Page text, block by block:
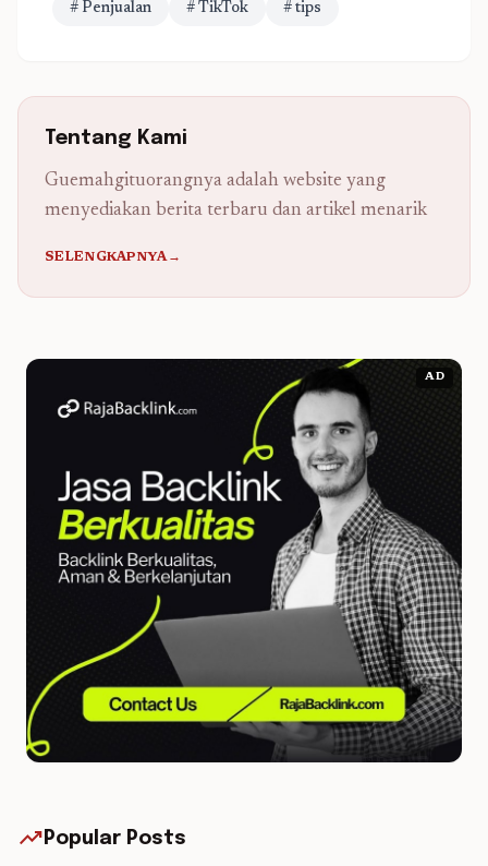
# Penjualan # TikTok # tips
Tentang Kami
Guemahgituorangnya adalah website yang
menyediakan berita terbaru dan artikel menarik
SELENGKAPNYA→
AD
trending_up Popular Posts